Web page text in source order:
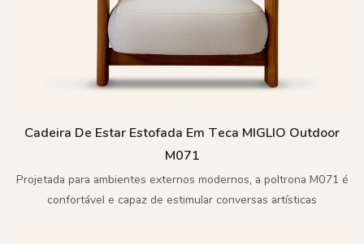
Cadeira De Estar Estofada Em Teca MIGLIO Outdoor
M071
Projetada para ambientes externos modernos, a poltrona M071 é
confortável e capaz de estimular conversas artísticas